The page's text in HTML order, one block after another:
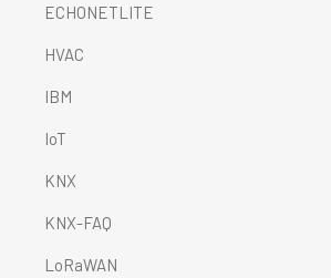
ECHONETLITE
HVAC
IBM
IoT
KNX
KNX-FAQ
LoRaWAN